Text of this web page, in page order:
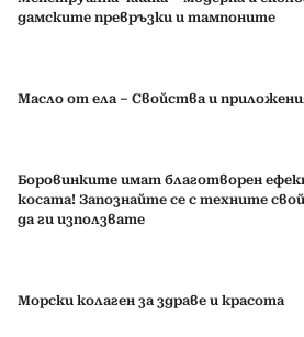
дамските превръзки и тампоните
Масло от ела – Свойства и
Боровинките имат благотворен
косата! Запознайте се с техните
да ги използвате
Морски колаген за здраве и красота